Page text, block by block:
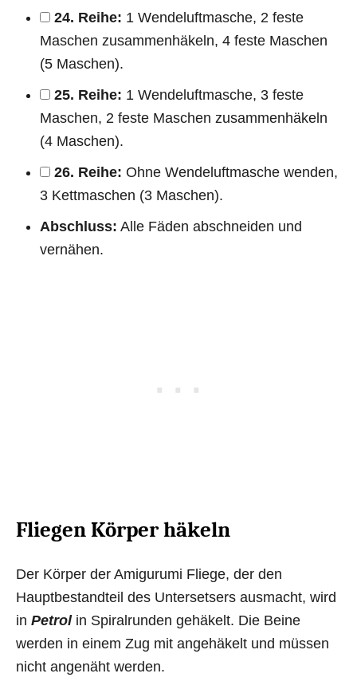
24. Reihe: 1 Wendeluftmasche, 2 feste
Maschen zusammenhäkeln, 4 feste Maschen
(5 Maschen).
25. Reihe: 1 Wendeluftmasche, 3 feste
Maschen, 2 feste Maschen zusammenhäkeln
(4 Maschen).
26. Reihe: Ohne Wendeluftmasche wenden,
3 Kettmaschen (3 Maschen).
Abschluss: Alle Fäden abschneiden und
vernähen.
Fliegen Körper häkeln
Der Körper der Amigurumi Fliege, der den
Hauptbestandteil des Untersetsers ausmacht, wird
in Petrolin Spiralrunden gehäkelt. Die Beine
werden in einem Zug mit angehäkelt und müssen
nicht angenäht werden.